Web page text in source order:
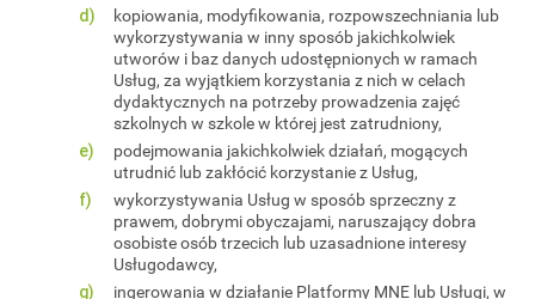
kopiowania, modyfikowania, rozpowszechniania lub
wykorzystywania w inny sposób jakichkolwiek
utworów i baz danych udostępnionych w ramach
Usług, za wyjątkiem korzystania z nich w celach
dydaktycznych na potrzeby prowadzenia zajęć
szkolnych w szkole w której jest zatrudniony,
podejmowania jakichkolwiek działań, mogących
utrudnić lub zakłócić korzystanie z Usług,
wykorzystywania Usług w sposób sprzeczny z
prawem, dobrymi obyczajami, naruszający dobra
osobiste osób trzecich lub uzasadnione interesy
Usługodawcy,
ingerowania w działanie Platformy MNE lub Usługi, w